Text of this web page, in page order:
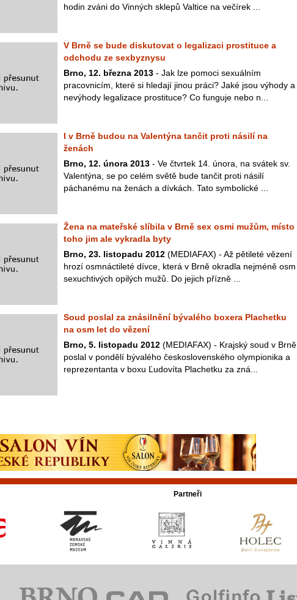
hodin zváni do Vinných sklepů Valtice na večírek ...
V Brně se bude diskutovat o legalizaci prostituce a
odchodu ze sexbyznysu
Brno, 12. března 2013 - Jak lze pomoci sexuálním
pracovnicím, které si hledají jinou práci? Jaké jsou výhody a
nevýhody legalizace prostituce? Co funguje nebo n...
I v Brně budou na Valentýna tančit proti násilí na
ženách
Brno, 12. února 2013 - Ve čtvrtek 14. února, na svátek sv.
Valentýna, se po celém světě bude tančit proti násilí
páchanému na ženách a dívkách. Tato symbolické ...
Žena na mateřské slíbila v Brně sex osmi mužům, místo
toho jim ale vykradla byty
Brno, 23. listopadu 2012 (MEDIAFAX) - Až pětileté vězení
hrozí osmnáctileté dívce, která v Brně okradla nejméně osm
sexuchtivých opilých mužů. Do jejich přízně ...
Soud poslal za znásilnění bývalého boxera Plachetku
na osm let do vězení
Brno, 5. listopadu 2012 (MEDIAFAX) - Krajský soud v Brně
poslal v pondělí bývalého československého olympionika a
reprezentanta v boxu Ľudovíta Plachetku za zná...
Partneři